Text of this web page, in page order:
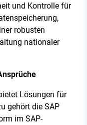
und Kontrolle für
robusten
nationaler
Lösungen für
gehört die SAP
im SAP-